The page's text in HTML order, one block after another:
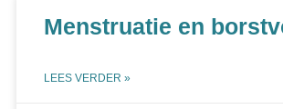
Menstruatie en
LEES VERDER »